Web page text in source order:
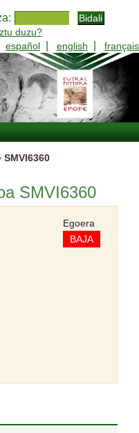
duzu?
español
english français
SMVI6360
SMVI6360
Egoera
BAJA